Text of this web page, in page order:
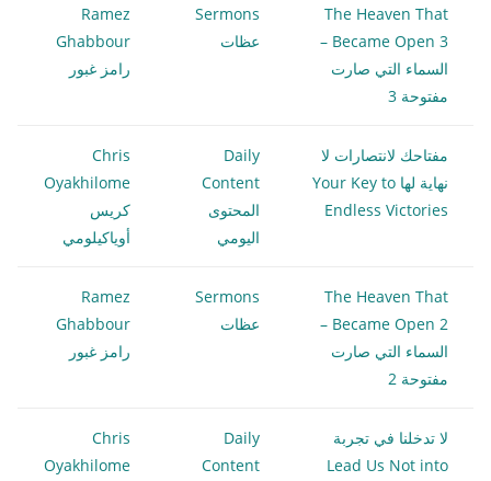
The Heaven That
Became Open 3 –
السماء التي صارت
مفتوحة 3
Sermons
عظات
Ramez
Ghabbour
رامز غبور
مفتاحك لانتصارات لا
نهاية لها Your Key to
Endless Victories
Daily
Content
المحتوى
اليومي
Chris
Oyakhilome
كريس
أوياكيلومي
The Heaven That
Became Open 2 –
السماء التي صارت
مفتوحة 2
Sermons
عظات
Ramez
Ghabbour
رامز غبور
لا تدخلنا في تجربة
Lead Us Not into
Daily
Content
Chris
Oyakhilome